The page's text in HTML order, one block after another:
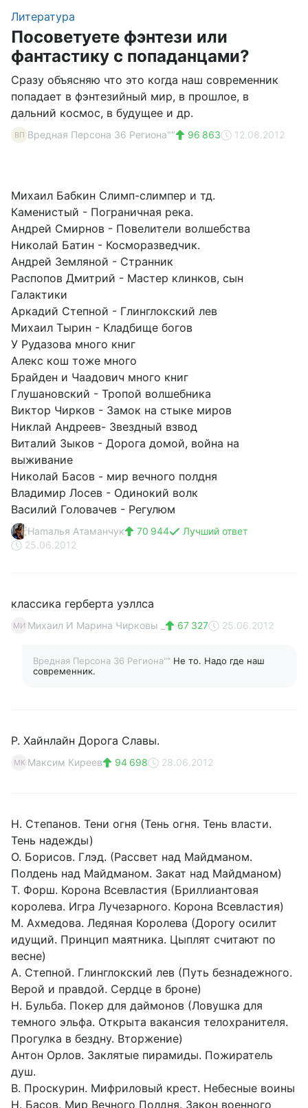
Литература
Посоветуете фэнтези или
фантастику с попаданцами?
Сразу объясняю что это когда наш современник
попадает в фэнтезийный мир, в прошлое, в
дальний космос, в будущее и др.
ВП Вредная Персона 36 Региона"" 96 863 12.08.2012
Михаил Бабкин Слимп-слимпер и тд.
Каменистый - Пограничная река.
Андрей Смирнов - Повелители волшебства
Николай Батин - Косморазведчик.
Андрей Земляной - Странник
Распопов Дмитрий - Мастер клинков, сын
Галактики
Аркадий Степной - Глинглокский лев
Михаил Тырин - Кладбище богов
У Рудазова много книг
Алекс кош тоже много
Брайден и Чаадович много книг
Глушановский - Тропой волшебника
Виктор Чирков - Замок на стыке миров
Никлай Андреев- Звездный взвод
Виталий Зыков - Дорога домой, война на
выживание
Николай Басов - мир вечного полдня
Владимир Лосев - Одинокий волк
Василий Головачев - Регулюм
Hamaлья Атаманчук 70 944
Лучший ответ
25.06.2012
классика герберта уэллса
МИ Михаил И Марина Чирковы _ 67 327 25.06.2012
Вредная Персона 36 Региона"" Не то. Надо где наш
современник.
Р. Хайнлайн Дорога Славы.
МК Максим Киреев 94 698 28.06.2012
Н. Степанов. Тени огня (Тень огня. Тень власти.
Тень надежды)
О. Борисов. Глэд. (Рассвет над Майдманом.
Полдень над Майдманом. Закат над Майдманом)
Т. Форш. Корона Всевластия (Бриллиантовая
королева. Игра Лучезарного. Корона Всевластия)
М. Ахмедова. Ледяная Королева (Дорогу осилит
идущий. Принцип маятника. Цыплят считают по
весне)
А. Степной. Глинглокский лев (Путь безнадежного.
Верой и правдой. Сердце в броне)
Н. Бульба. Покер для даймонов (Ловушка для
темного эльфа. Открыта вакансия телохранителя.
Прогулка в бездну. Вторжение)
Антон Орлов. Заклятые пирамиды. Пожиратель
душ.
В. Проскурин. Мифриловый крест. Небесные воины
Н. Басов. Мир Вечного Полдня. Закон военного